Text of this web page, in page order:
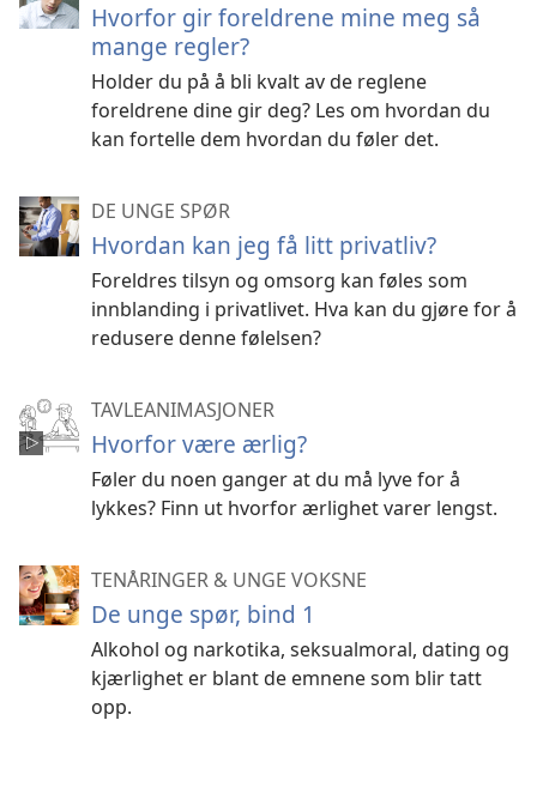
Hvorfor gir foreldrene mine meg så
mange regler?
Holder du på å bli kvalt av de reglene
foreldrene dine gir deg? Les om hvordan du
kan fortelle dem hvordan du føler det.
DE UNGE SPØR
Hvordan kan jeg få litt privatliv?
Foreldres tilsyn og omsorg kan føles som
innblanding i privatlivet. Hva kan du gjøre for å
redusere denne følelsen?
TAVLEANIMASJONER
Hvorfor være ærlig?
Føler du noen ganger at du må lyve for å
lykkes? Finn ut hvorfor ærlighet varer lengst.
TENÅRINGER & UNGE VOKSNE
De unge spør, bind 1
Alkohol og narkotika, seksualmoral, dating og
kjærlighet er blant de emnene som blir tatt
opp.